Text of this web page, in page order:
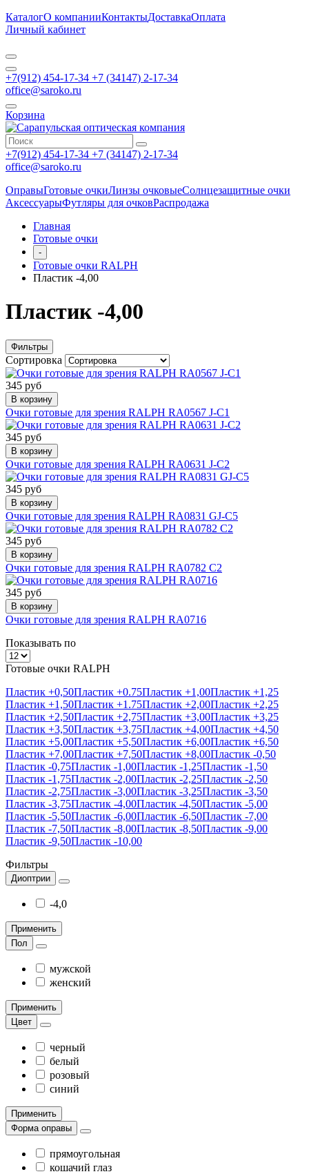
КаталогО компанииКонтактыДоставкаОплата
Личный кабинет
+7(912) 454-17-34 +7 (34147) 2-17-34
office@saroko.ru
Корзина
+7(912) 454-17-34 +7 (34147) 2-17-34
office@saroko.ru
ОправыГотовые очкиЛинзы очковыеСолнцезащитные очки
АксессуарыФутляры для очковРаспродажа
Главная
Готовые очки
-
Готовые очки RALPH
Пластик -4,00
Пластик -4,00
Фильтры
Сортировка
345 руб
В корзину
Очки готовые для зрения RALPH RA0567 J-C1
345 руб
В корзину
Очки готовые для зрения RALPH RA0631 J-C2
345 руб
В корзину
Очки готовые для зрения RALPH RA0831 GJ-C5
345 руб
В корзину
Очки готовые для зрения RALPH RA0782 C2
345 руб
В корзину
Очки готовые для зрения RALPH RA0716
Показывать по
Готовые очки RALPH
Пластик +0,50Пластик +0.75Пластик +1,00Пластик +1,25
Пластик +1,50Пластик +1.75Пластик +2,00Пластик +2,25
Пластик +2,50Пластик +2,75Пластик +3,00Пластик +3,25
Пластик +3,50Пластик +3,75Пластик +4,00Пластик +4,50
Пластик +5,00Пластик +5,50Пластик +6,00Пластик +6,50
Пластик +7,00Пластик +7,50Пластик +8,00Пластик -0,50
Пластик -0,75Пластик -1,00Пластик -1,25Пластик -1,50
Пластик -1,75Пластик -2,00Пластик -2,25Пластик -2,50
Пластик -2,75Пластик -3,00Пластик -3,25Пластик -3,50
Пластик -3,75Пластик -4,00Пластик -4,50Пластик -5,00
Пластик -5,50Пластик -6,00Пластик -6,50Пластик -7,00
Пластик -7,50Пластик -8,00Пластик -8,50Пластик -9,00
Пластик -9,50Пластик -10,00
Фильтры
Диоптрии
-4,0
Применить
Пол
мужской
женский
Применить
Цвет
черный
белый
розовый
синий
Применить
Форма оправы
прямоугольная
кошачий глаз